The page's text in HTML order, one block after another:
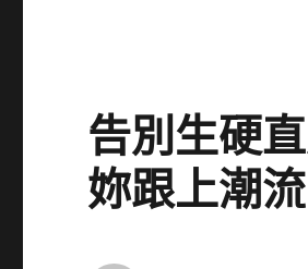
告別生硬
妳跟上潮